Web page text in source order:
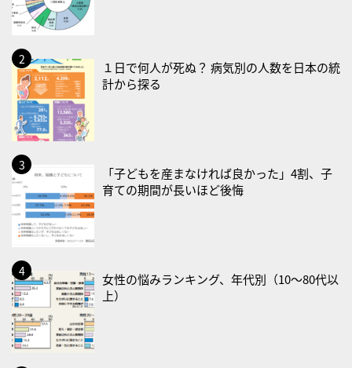
2026/08/21(金)
・献血の日
2026/08/22(土)
・禁煙の日
・不眠の日
・乳酸菌の日
2026/08/25(火)
・いたわり肌の日
2026/08/26(水)
・風呂の日
2026/08/29(土)
・筋肉強化の日
１日で何人が死ぬ？ 病気別の人数を日本の統
計から探る
「子どもを産まなければ良かった」4割、子
育ての期間が長いほど後悔
女性の悩みランキング、年代別（10〜80代以
上）